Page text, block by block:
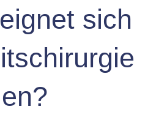
sich